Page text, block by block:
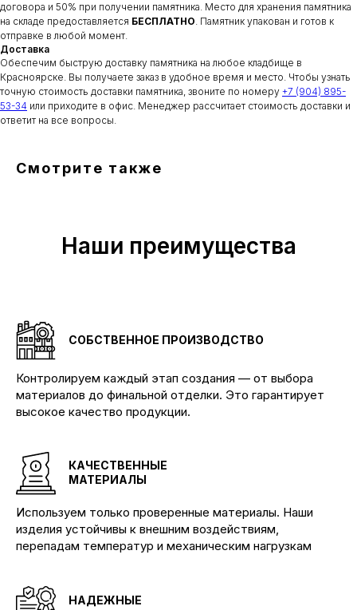
договора и 50% при получении памятника. Место для хранения памятника
на складе предоставляется БЕСПЛАТНО. Памятник упакован и готов к
отправке в любой момент.
Доставка
Обеспечим быструю доставку памятника на любое кладбище в
Красноярске. Вы получаете заказ в удобное время и место. Чтобы узнать
точную стоимость доставки памятника, звоните по номеру +7 (904) 895-
53-34 или приходите в офис. Менеджер рассчитает стоимость доставки и
ответит на все вопросы.
Смотрите также
Наши преимущества
СОБСТВЕННОЕ ПРОИЗВОДСТВО
Контролируем каждый этап создания — от выбора
материалов до финальной отделки. Это гарантирует
высокое качество продукции.
КАЧЕСТВЕННЫЕ
МАТЕРИАЛЫ
Используем только проверенные материалы. Наши
изделия устойчивы к внешним воздействиям,
перепадам температур и механическим нагрузкам
НАДЕЖНЫЕ